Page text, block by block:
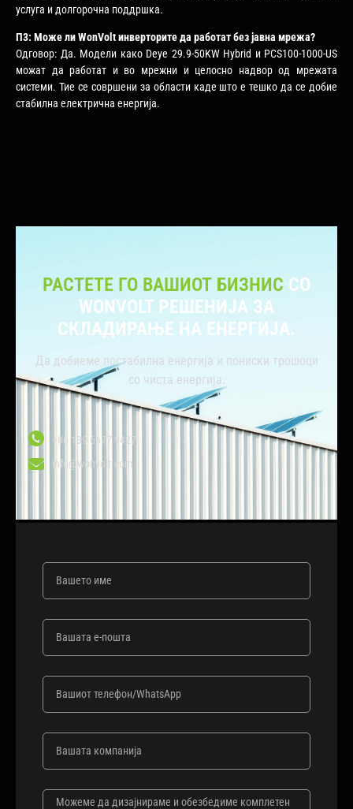
услуга и долгорочна поддршка.
П3: Може ли WonVolt инверторите да работат без јавна мрежа?
Одговор: Да. Модели како Deye 29.9-50KW Hybrid и PCS100-1000-US
можат да работат и во мрежни и целосно надвор од мрежата
системи. Тие се совршени за области каде што е тешко да се добие
стабилна електрична енергија.
РАСТЕТЕ ГО ВАШИОТ БИЗНИС СО
WONVOLT РЕШЕНИЈА ЗА
СКЛАДИРАЊЕ НА ЕНЕРГИЈА.
Да добиеме постабилна енергија и пониски трошоци
со чиста енергија.
+86 139 6677 9427
info@wonvolt.com